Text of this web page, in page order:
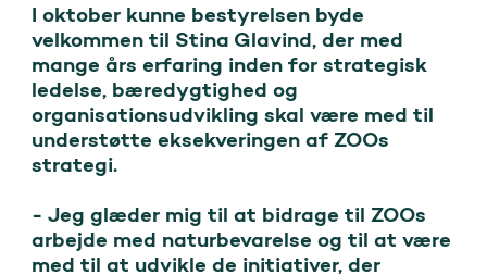
I oktober kunne bestyrelsen byde
velkommen til Stina Glavind, der med
mange års erfaring inden for strategisk
ledelse, bæredygtighed og
organisationsudvikling skal være med til
understøtte eksekveringen af ZOOs
strategi.
- ‎Jeg glæder mig til at bidrage til ZOOs
arbejde med naturbevarelse og til at være
med til at udvikle de initiativer, der